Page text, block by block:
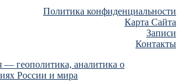
Политика конфиденциальности
Карта Сайта
Записи
Контакты